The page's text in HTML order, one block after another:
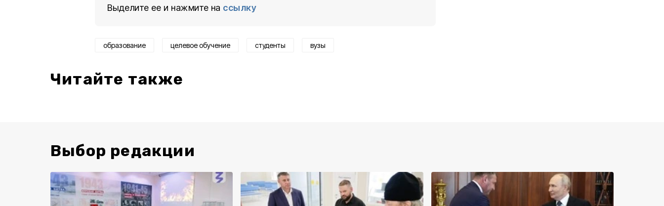
Выделите ее и нажмите на ссылку
образование целевое обучение студенты вузы
Читайте также
Выбор редакции